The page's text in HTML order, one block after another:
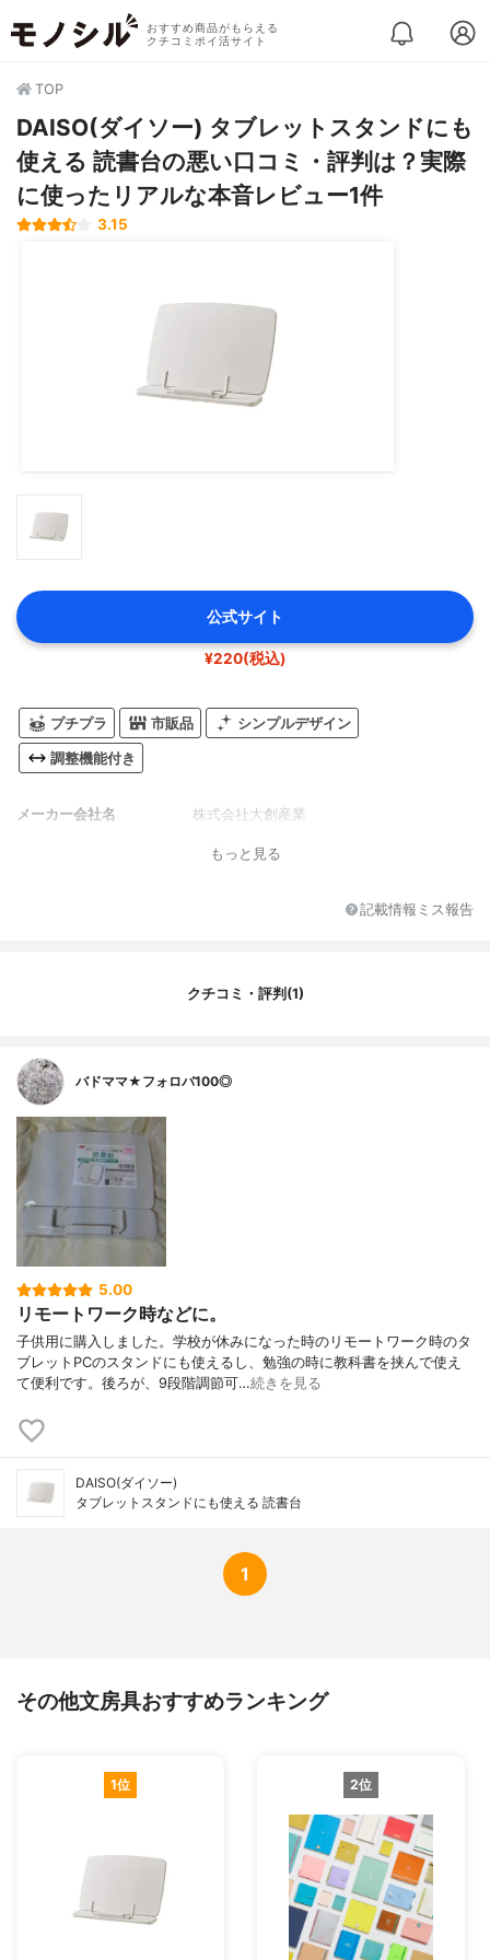
おすすめ商品がもらえる
クチコミポイ活サイト
TOP
DAISO(ダイソー) タブレットスタンドにも
使える 読書台の悪い口コミ・評判は？実際
に使ったリアルな本音レビュー1件
3.15
公式サイト
¥220(税込)
プチプラ 市販品 シンプルデザイン
調整機能付き
メーカー会社名 株式会社大創産業
もっと見る
記載情報ミス報告
クチコミ・評判(1)
バドママ★フォロバ100◎
5.00
リモートワーク時などに。
子供用に購入しました。学校が休みになった時のリモートワーク時のタ
ブレットPCのスタンドにも使えるし、勉強の時に教科書を挟んで使え
て便利です。後ろが、9段階調節可…続きを見る
DAISO(ダイソー)
タブレットスタンドにも使える 読書台
1
その他文房具おすすめランキング
1位 2位